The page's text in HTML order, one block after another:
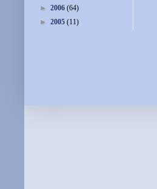
► 2006 (64)
► 2005 (11)